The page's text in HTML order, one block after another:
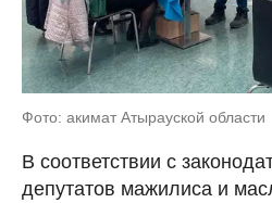
Фото: акимат Атырауской области
В соответствии с
депутатов мажилиса и